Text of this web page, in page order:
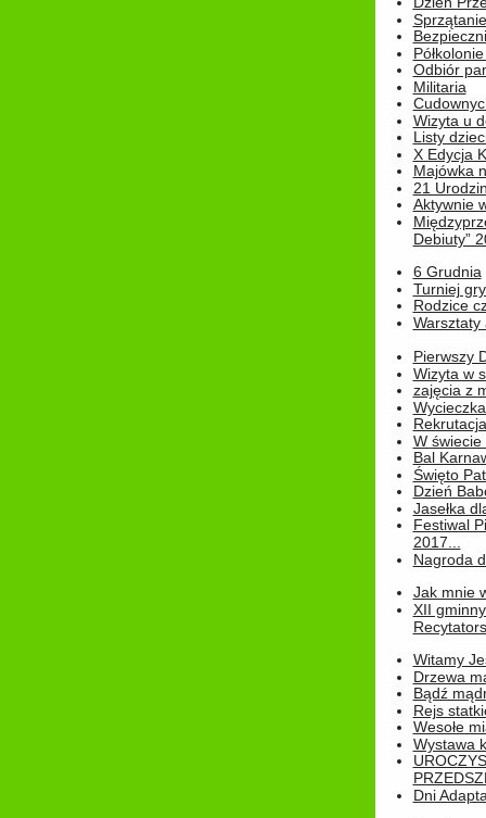
Odbiór
Militaria
Wizyta u
Listy
X Edycja
Majówka
21
Aktywnie
Debiuty”
6 Grudnia
Turniej
Rodzice
Warsztaty
Pierwszy
Wizyta w
zajęcia z
W świecie
Bal
Święto
Dzień
Jasełka
Festiwal
2017...
Nagroda
Jak mnie
XII
Witamy
Drzewa
Bądź
Rejs
Wesołe
Wystawa
Dni